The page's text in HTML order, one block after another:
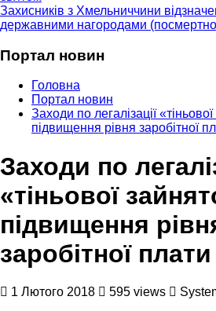
Захисників з Хмельниччини
державними нагородами
Портал новин
Головна
Портал новин
Заходи по легалізації «тіньової
підвищення рівня заробітної
Заходи по
«тіньової
підвищення
заробітної
1 Лютого 2018 595 views